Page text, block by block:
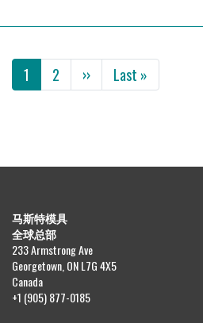
分页
1 2 ››下一页Last »
马斯特模具
全球总部
233 Armstrong Ave
Georgetown, ON L7G 4X5
Canada
+1 (905) 877-0185